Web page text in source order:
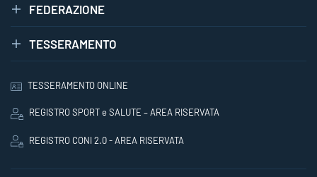
FEDERAZIONE
TESSERAMENTO
TESSERAMENTO ONLINE
REGISTRO SPORT e SALUTE – AREA RISERVATA
REGISTRO CONI 2.0 - AREA RISERVATA